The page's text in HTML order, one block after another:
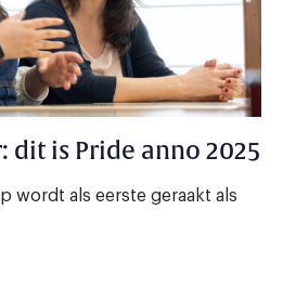
dit is Pride anno 2025
wordt als eerste geraakt als